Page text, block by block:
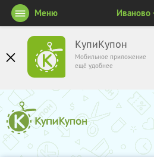
КупиКупон
Мобильное приложение
ещё удобнее
Меню Иваново